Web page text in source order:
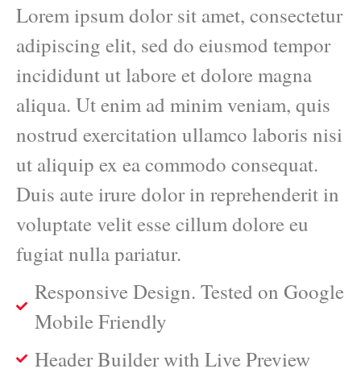
Lorem ipsum dolor sit amet, consectetur
adipiscing elit, sed do eiusmod tempor
incididunt ut labore et dolore magna
aliqua. Ut enim ad minim veniam, quis
nostrud exercitation ullamco laboris nisi
ut aliquip ex ea commodo consequat.
Duis aute irure dolor in reprehenderit in
voluptate velit esse cillum dolore eu
fugiat nulla pariatur.
Responsive Design. Tested on Google
Mobile Friendly
Header Builder with Live Preview